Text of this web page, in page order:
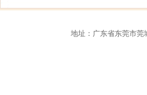
地址：广东省东莞市莞